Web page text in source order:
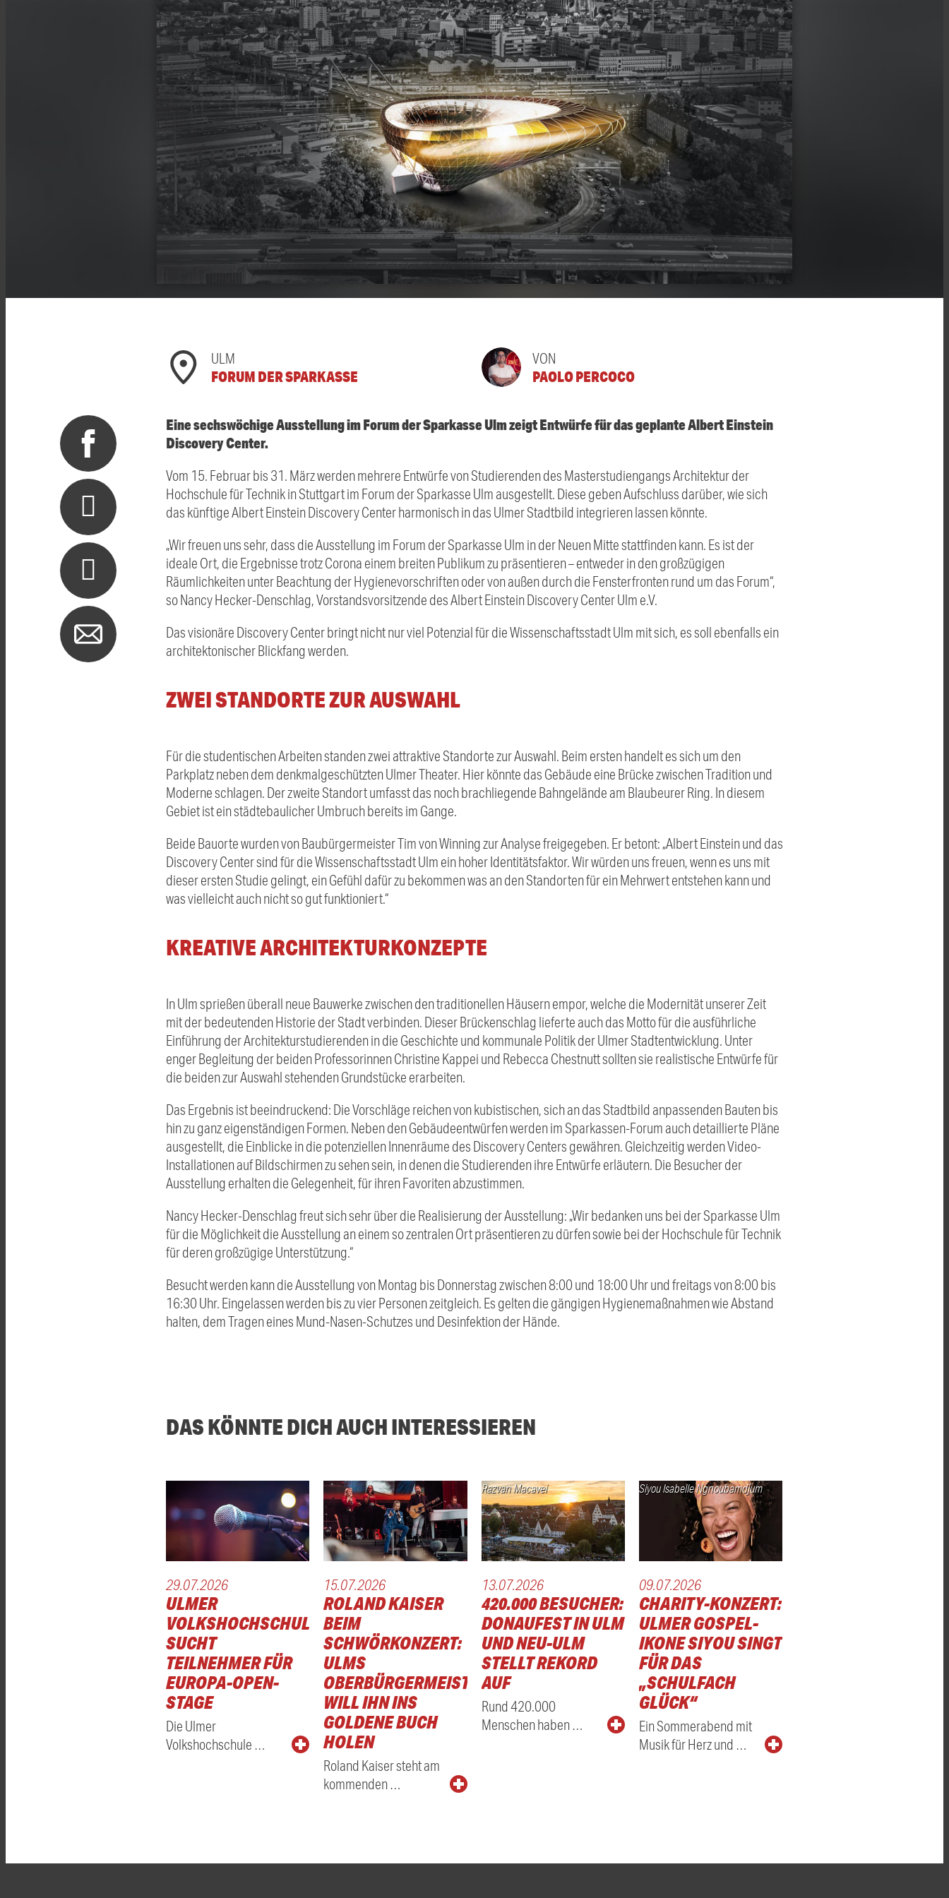
ULM
FORUM DER SPARKASSE
VON
PAOLO PERCOCO
Eine sechswöchige Ausstellung im Forum der Sparkasse Ulm zeigt Entwürfe für das geplante Albert Einstein
Discovery Center.
Vom 15. Februar bis 31. März werden mehrere Entwürfe von Studierenden des Masterstudiengangs Architektur der
Hochschule für Technik in Stuttgart im Forum der Sparkasse Ulm ausgestellt. Diese geben Aufschluss darüber, wie sich
das künftige Albert Einstein Discovery Center harmonisch in das Ulmer Stadtbild integrieren lassen könnte.
„Wir freuen uns sehr, dass die Ausstellung im Forum der Sparkasse Ulm in der Neuen Mitte stattfinden kann. Es ist der
ideale Ort, die Ergebnisse trotz Corona einem breiten Publikum zu präsentieren – entweder in den großzügigen
Räumlichkeiten unter Beachtung der Hygienevorschriften oder von außen durch die Fensterfronten rund um das Forum“,
so Nancy Hecker-Denschlag, Vorstandsvorsitzende des Albert Einstein Discovery Center Ulm e.V.
Das visionäre Discovery Center bringt nicht nur viel Potenzial für die Wissenschaftsstadt Ulm mit sich, es soll ebenfalls ein
architektonischer Blickfang werden.
ZWEI STANDORTE ZUR AUSWAHL
Für die studentischen Arbeiten standen zwei attraktive Standorte zur Auswahl. Beim ersten handelt es sich um den
Parkplatz neben dem denkmalgeschützten Ulmer Theater. Hier könnte das Gebäude eine Brücke zwischen Tradition und
Moderne schlagen. Der zweite Standort umfasst das noch brachliegende Bahngelände am Blaubeurer Ring. In diesem
Gebiet ist ein städtebaulicher Umbruch bereits im Gange.
Beide Bauorte wurden von Baubürgermeister Tim von Winning zur Analyse freigegeben. Er betont: „Albert Einstein und das
Discovery Center sind für die Wissenschaftsstadt Ulm ein hoher Identitätsfaktor. Wir würden uns freuen, wenn es uns mit
dieser ersten Studie gelingt, ein Gefühl dafür zu bekommen was an den Standorten für ein Mehrwert entstehen kann und
was vielleicht auch nicht so gut funktioniert.“
KREATIVE ARCHITEKTURKONZEPTE
In Ulm sprießen überall neue Bauwerke zwischen den traditionellen Häusern empor, welche die Modernität unserer Zeit
mit der bedeutenden Historie der Stadt verbinden. Dieser Brückenschlag lieferte auch das Motto für die ausführliche
Einführung der Architekturstudierenden in die Geschichte und kommunale Politik der Ulmer Stadtentwicklung. Unter
enger Begleitung der beiden Professorinnen Christine Kappei und Rebecca Chestnutt sollten sie realistische Entwürfe für
die beiden zur Auswahl stehenden Grundstücke erarbeiten.
Das Ergebnis ist beeindruckend: Die Vorschläge reichen von kubistischen, sich an das Stadtbild anpassenden Bauten bis
hin zu ganz eigenständigen Formen. Neben den Gebäudeentwürfen werden im Sparkassen-Forum auch detaillierte Pläne
ausgestellt, die Einblicke in die potenziellen Innenräume des Discovery Centers gewähren. Gleichzeitig werden Video-
Installationen auf Bildschirmen zu sehen sein, in denen die Studierenden ihre Entwürfe erläutern. Die Besucher der
Ausstellung erhalten die Gelegenheit, für ihren Favoriten abzustimmen.
Nancy Hecker-Denschlag freut sich sehr über die Realisierung der Ausstellung: „Wir bedanken uns bei der Sparkasse Ulm
für die Möglichkeit die Ausstellung an einem so zentralen Ort präsentieren zu dürfen sowie bei der Hochschule für Technik
für deren großzügige Unterstützung.“
Besucht werden kann die Ausstellung von Montag bis Donnerstag zwischen 8:00 und 18:00 Uhr und freitags von 8:00 bis
16:30 Uhr. Eingelassen werden bis zu vier Personen zeitgleich. Es gelten die gängigen Hygienemaßnahmen wie Abstand
halten, dem Tragen eines Mund-Nasen-Schutzes und Desinfektion der Hände.
DAS KÖNNTE DICH AUCH INTERESSIEREN
29.07.2026
ULMER
VOLKSHOCHSCHULE
SUCHT
TEILNEHMER FÜR
EUROPA-OPEN-
STAGE
Die Ulmer
Volkshochschule …
15.07.2026
ROLAND KAISER
BEIM
SCHWÖRKONZERT:
ULMS
OBERBÜRGERMEISTER
WILL IHN INS
GOLDENE BUCH
HOLEN
Roland Kaiser steht am
kommenden …
Razvan Macavei
13.07.2026
420.000 BESUCHER:
DONAUFEST IN ULM
UND NEU-ULM
STELLT REKORD
AUF
Rund 420.000
Menschen haben …
Siyou Isabelle Ngnoubamdjum
09.07.2026
CHARITY-KONZERT:
ULMER GOSPEL-
IKONE SIYOU SINGT
FÜR DAS
„SCHULFACH
GLÜCK“
Ein Sommerabend mit
Musik für Herz und …